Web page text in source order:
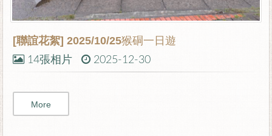
[聯誼花絮] 2025/10/25猴硐一日遊
14張相片 2025-12-30
More